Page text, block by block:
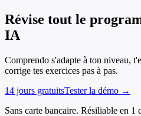
Révise tout le
IA
Comprendo s'adapte à ton niveau,
corrige tes exercices pas à pas.
14 jours gratuitsTester la démo →
Sans carte bancaire. Résiliable en 1